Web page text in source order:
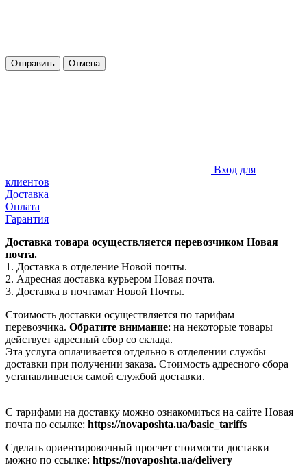
Отправить Отмена
Вход для
клиентов
Доставка
Оплата
Гарантия
Доставка товара осуществляется перевозчиком Новая
почта.
1. Доставка в отделение Новой почты.
2. Адресная доставка курьером Новая почта.
3. Доставка в почтамат Новой Почты.
Стоимость доставки осуществляется по тарифам
перевозчика. Обратите внимание: на некоторые товары
действует адресный сбор со склада.
Эта услуга оплачивается отдельно в отделении службы
доставки при получении заказа. Стоимость адресного сбора
устанавливается самой службой доставки.
С тарифами на доставку можно ознакомиться на сайте Новая
почта по ссылке: https://novaposhta.ua/basic_tariffs
Сделать ориентировочный просчет стоимости доставки
можно по ссылке: https://novaposhta.ua/delivery